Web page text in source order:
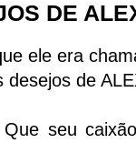
DE
ele era
desejos de
seu